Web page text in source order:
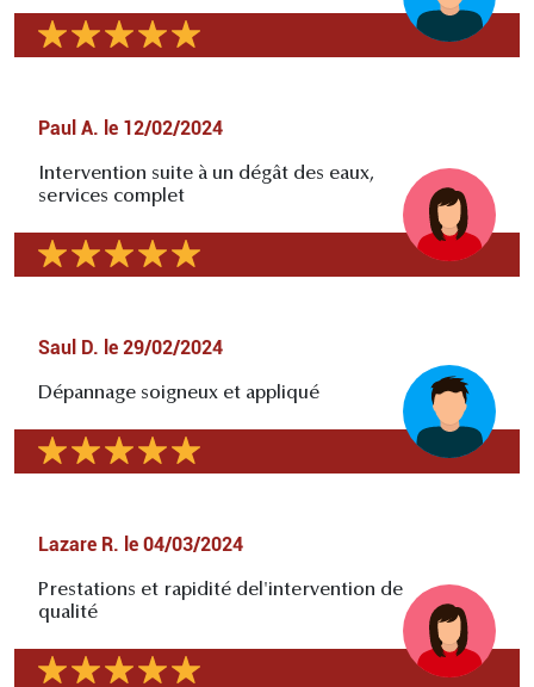
Paul A. le 12/02/2024
Intervention suite à un dégât des eaux,
services complet
Saul D. le 29/02/2024
Dépannage soigneux et appliqué
Lazare R. le 04/03/2024
Prestations et rapidité del'intervention de
qualité